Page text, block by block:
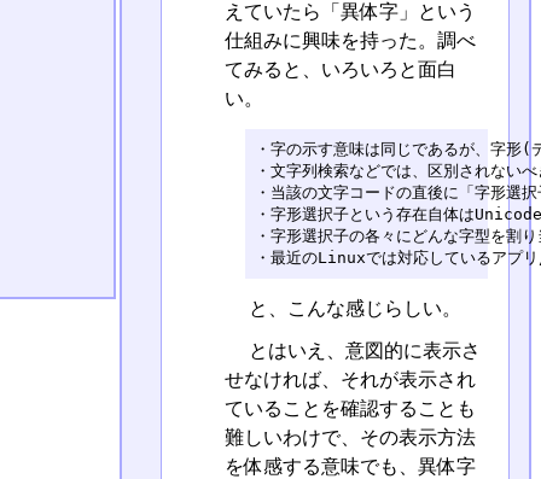
えていたら「異体字」という
仕組みに興味を持った。調べ
てみると、いろいろと面白
い。
・字の示す意味は同じであるが、字形(
・文字列検索などでは、区別されないべ
・当該の文字コードの直後に「字形選
・字形選択子という存在自体は
・字形選択子の各々にどんな字型を割
・最近のLinuxでは対応しているアプ
と、こんな感じらしい。
とはいえ、意図的に表示さ
せなければ、それが表示され
ていることを確認することも
難しいわけで、その表示方法
を体感する意味でも、異体字